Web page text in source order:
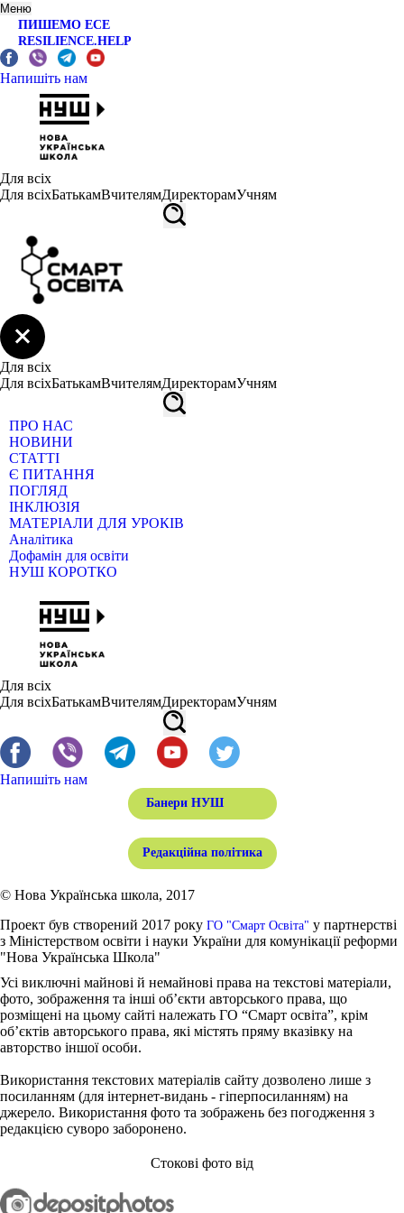
Меню
ПИШЕМО ЕСЕ
RESILIENCE.HELP
Напишіть нам
Для всіх
Для всіхБатькамВчителямДиректорамУчням
Для всіх
Для всіхБатькамВчителямДиректорамУчням
ПРО НАС
НОВИНИ
СТАТТІ
Є ПИТАННЯ
ПОГЛЯД
ІНКЛЮЗІЯ
МАТЕРІАЛИ ДЛЯ УРОКІВ
Аналітика
Дофамін для освіти
НУШ КОРОТКО
Для всіх
Для всіхБатькамВчителямДиректорамУчням
Напишіть нам
Банери НУШ
Редакційна політика
© Нова Українська школа, 2017
Проект був створений 2017 року ГО "Смарт Освіта" у партнерстві
з Міністерством освіти і науки України для комунікації реформи
"Нова Українська Школа"
Усі виключні майнові й немайнові права на текстові матеріали,
фото, зображення та інші об’єкти авторського права, що
розміщені на цьому сайті належать ГО “Смарт освіта”, крім
об’єктів авторського права, які містять пряму вказівку на
авторство іншої особи.
Використання текстових матеріалів сайту дозволено лише з
посиланням (для інтернет-видань - гіперпосиланням) на
джерело. Використання фото та зображень без погодження з
редакцією суворо заборонено.
Стокові фото від